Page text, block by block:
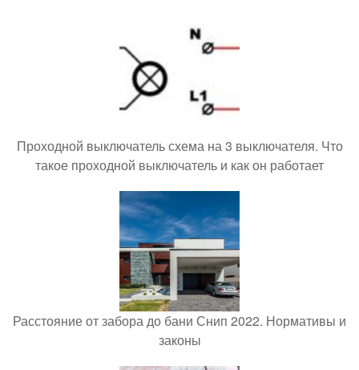
Проходной выключатель схема на 3 выключателя. Что
такое проходной выключатель и как он работает
Расстояние от забора до бани Снип 2022. Нормативы и
законы